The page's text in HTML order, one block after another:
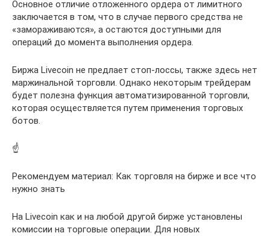
Основное отличие отложенного ордера от лимитного
заключается в том, что в случае первого средства не
«замораживаются», а остаются доступными для
операций до момента выполнения ордера.
Биржа Livecoin не предлает стоп-лоссы, также здесь нет
маржинальной торговли. Однако некоторым трейдерам
будет полезна функция автоматизированной торговли,
которая осуществляется путем применения торговых
ботов.
☝️
Рекомендуем материал: Как торговля на бирже и все что
нужно знать
На Livecoin как и на любой другой бирже установлены
комиссии на торговые операции. Для новых